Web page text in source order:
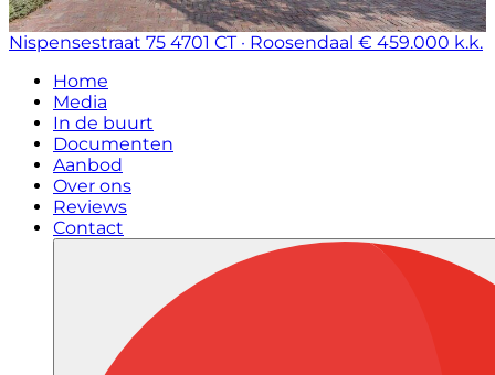
Nispensestraat 75 4701 CT · Roosendaal € 459.000 k.k.
Home
Media
In de buurt
Documenten
Aanbod
Over ons
Reviews
Contact